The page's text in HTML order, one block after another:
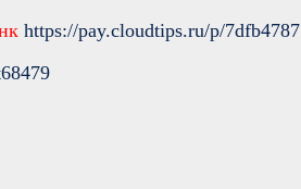
https://pay.cloudtips.ru/p/7dfb4787